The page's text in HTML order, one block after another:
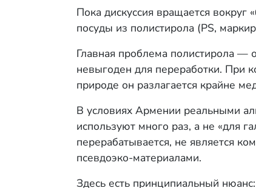
Пока дискуссия вращается вокруг
посуды из полистирола (PS,
Главная проблема полистирола —
невыгоден для переработки. При
природе он разлагается крайне
В условиях Армении реальными
используют много раз, а не «для
перерабатывается, не является
псевдоэко-материалами.
Здесь есть принципиальный